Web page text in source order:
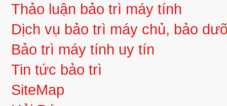
Thảo luận bảo trì máy tính
Dịch vụ bảo trì máy chủ, bảo
Bảo trì máy tính uy tín
Tin tức bảo trì
SiteMap